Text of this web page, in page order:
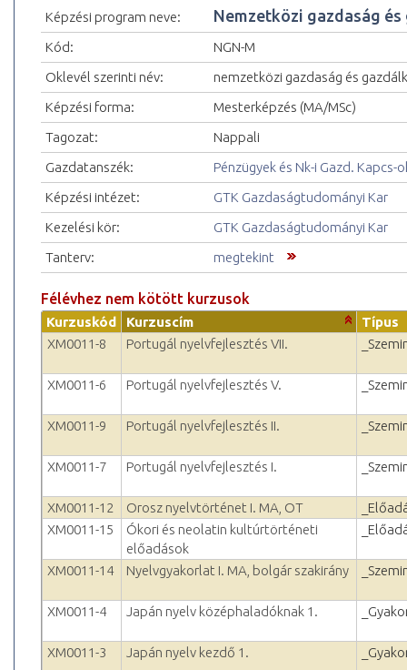
Képzési program neve: Nemzetközi gazdaság
Kód:
NGN-M
Oklevél szerinti név:
nemzetközi gazdaság és
Képzési forma:
Mesterképzés (MA/MSc)
Tagozat:
Nappali
Gazdatanszék:
Pénzügyek és Nk-i Gazd. Kapcs-
Képzési intézet:
GTK Gazdaságtudományi Kar
Kezelési kör:
GTK Gazdaságtudományi Kar
Tanterv:
megtekint
Félévhez nem kötött kurzusok
Kurzuskód Kurzuscím
Típus
XM0011-8
Portugál nyelvfejlesztés VII.
XM0011-6 Portugál nyelvfejlesztés V.
XM0011-9 Portugál nyelvfejlesztés II.
XM0011-7 Portugál nyelvfejlesztés I.
XM0011-12 Orosz nyelvtörténet I. MA, OT
XM0011-15
Ókori és neolatin kultúrtörténeti
előadások
XM0011-14 Nyelvgyakorlat I. MA, bolgár szakirány
XM0011-4 Japán nyelv középhaladóknak 1.
XM0011-3 Japán nyelv kezdő 1.